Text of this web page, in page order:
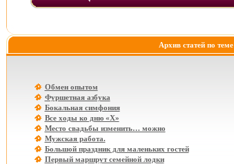
Архив статей по теме
Обмен опытом
Фуршетная азбука
Бокальная симфония
Все ходы ко дню «Х»
Место свадьбы изменить… можно
Мужская работа.
Большой праздник для маленьких гостей
Первый маршрут семейной лодки